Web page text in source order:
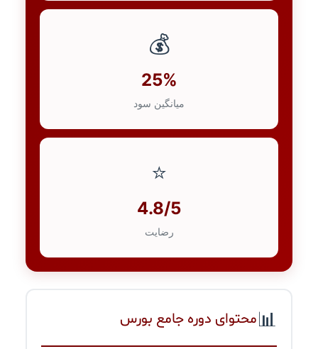
💰
25%
میانگین سود
⭐
4.8/5
رضایت
📊محتوای دوره جامع بورس